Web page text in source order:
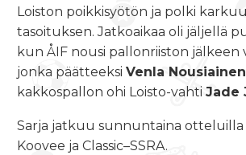
Loiston poikkisyötön ja polki
tasoituksen. Jatkoaikaa oli jäljellä
kun ÅIF nousi pallonriiston jälkeen
jonka päätteeksi Venla Nousiainen
kakkospallon ohi Loisto-vahti Jade
Sarja jatkuu sunnuntaina otteluilla
Koovee ja Classic–SSRA.